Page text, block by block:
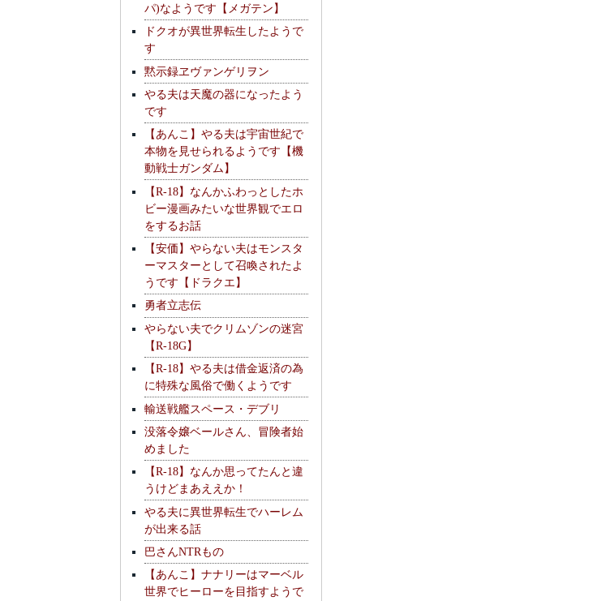
パ)なようです【メガテン】
ドクオが異世界転生したようで
す
黙示録ヱヴァンゲリヲン
やる夫は天魔の器になったよう
です
【あんこ】やる夫は宇宙世紀で
本物を見せられるようです【機
動戦士ガンダム】
【R-18】なんかふわっとしたホ
ビー漫画みたいな世界観でエロ
をするお話
【安価】やらない夫はモンスタ
ーマスターとして召喚されたよ
うです【ドラクエ】
勇者立志伝
やらない夫でクリムゾンの迷宮
【R-18G】
【R-18】やる夫は借金返済の為
に特殊な風俗で働くようです
輸送戦艦スペース・デブリ
没落令嬢ベールさん、冒険者始
めました
【R-18】なんか思ってたんと違
うけどまあええか！
やる夫に異世界転生でハーレム
が出来る話
巴さんNTRもの
【あんこ】ナナリーはマーベル
世界でヒーローを目指すようで